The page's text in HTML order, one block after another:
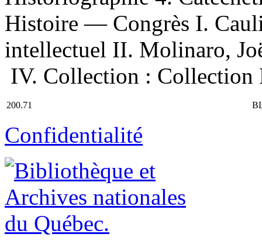
Histoire — Congrès I.
intellectuel II. Molinaro,
IV. Collection : Collection
200.71
Confidentialité